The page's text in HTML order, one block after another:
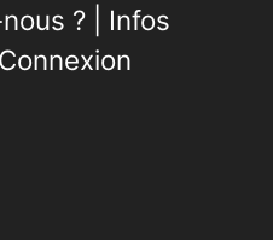
?| Infos
Connexion